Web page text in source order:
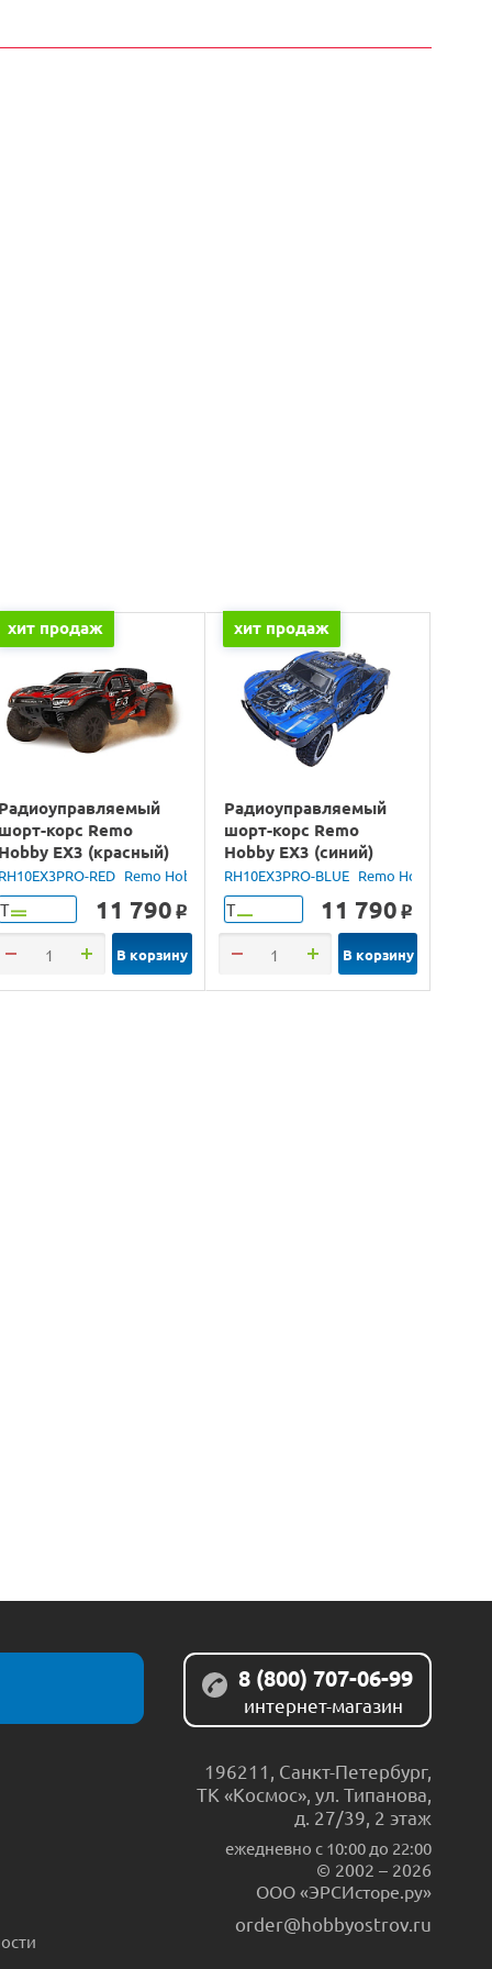
хит продаж
Радиоуправляемый
шорт-корс Remo
Hobby EX3 (красный)
4WD 2.4G 1/10 RTR
RH10EX3PRO-RED Remo Hobby
Т 11 790 o
В корзину
хит продаж
Радиоуправляемый
шорт-корс Remo
Hobby EX3 (синий)
4WD 2.4G 1/10 RTR
RH10EX3PRO-BLUE Remo Hobby
Т 11 790 o
В корзину
8 (800) 707-06-99
интернет-магазин
196211 Санкт-Петербург,
ТК «Космос», ул. Типанова,
д. 27/39, 2 этаж
ежедневно c 10:00 до 22:00
© 2002 – 2026
ООО «ЭРСИсторе.ру»
order@hobbyostrov.ru